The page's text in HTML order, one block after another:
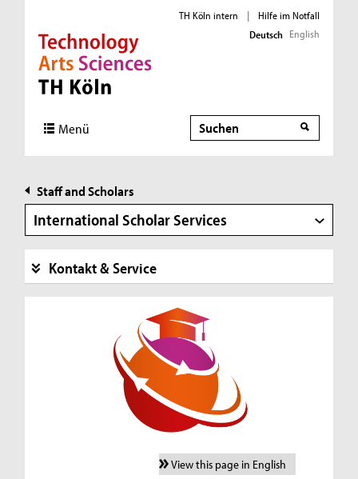
Direkt zur Hauptnavigation
Direkt zur Subnavigation
Direkt zum Inhalt
Direkt zum Fußbereich
TH Köln intern |
Hilfe im Notfall
Deutsch English
Menü Suche
Staff and Scholars
International Scholar Services
Kontakt & Service
View this page in English